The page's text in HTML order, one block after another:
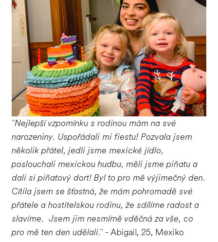
"Nejlepší vzpomínku s rodinou mám na své
narozeniny. Uspořádali mi fiestu! Pozvala jsem
několik přátel, jedli jsme mexické jídlo,
poslouchali mexickou hudbu, měli jsme piñatu a
dali si piñatový dort! Byl to pro mě výjimečný den.
Cítila jsem se šťastná, že mám pohromadě své
přátele a hostitelskou rodinu, že sdílíme radost a
slavíme. Jsem jim nesmírně vděčná za vše, co
pro mě ten den udělali." - Abigail, 25, Mexiko